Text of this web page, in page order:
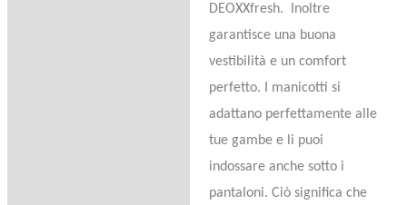
DEOXXfresh. Inoltre
garantisce una buona
vestibilità e un comfort
perfetto. I manicotti si
adattano perfettamente alle
tue gambe e li puoi
indossare anche sotto i
pantaloni. Ciò significa che